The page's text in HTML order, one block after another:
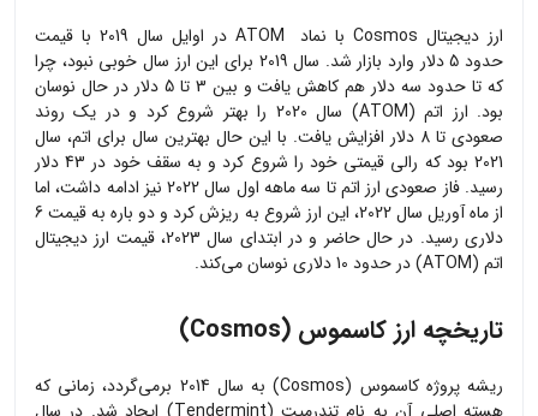
ارز دیجیتال Cosmos با نماد ATOM در اوایل سال 2019 با قیمت
حدود 5 دلار وارد بازار شد. سال 2019 برای این ارز سال خوبی نبود، چرا
که تا حدود سه دلار هم کاهش یافت و بین 3 تا 5 دلار در حال نوسان
بود. ارز اتم (ATOM) سال 2020 را بهتر شروع کرد و در یک روند
صعودی تا 8 دلار افزایش یافت. با این حال بهترین سال برای اتم، سال
2021 بود که رالی قیمتی خود را شروع کرد و به سقف خود در 43 دلار
رسید. فاز صعودی ارز اتم تا سه ماهه اول سال 2022 نیز ادامه داشت، اما
از ماه آوریل سال 2022، این ارز شروع به ریزش کرد و دو باره به قیمت 6
دلاری رسید. در حال حاضر و در ابتدای سال 2023، قیمت ارز دیجیتال
اتم (ATOM) در حدود 10 دلاری نوسان می‌کند.
تاریخچه ارز کاسموس (Cosmos)
ریشه پروژه کاسموس (Cosmos) به سال 2014 برمی‌گردد، زمانی که
هسته اصلی آن به نام تندرمیت (Tendermint) ایجاد شد. در سال